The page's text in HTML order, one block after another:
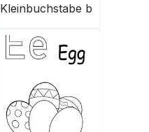
Kleinbuchstabe b